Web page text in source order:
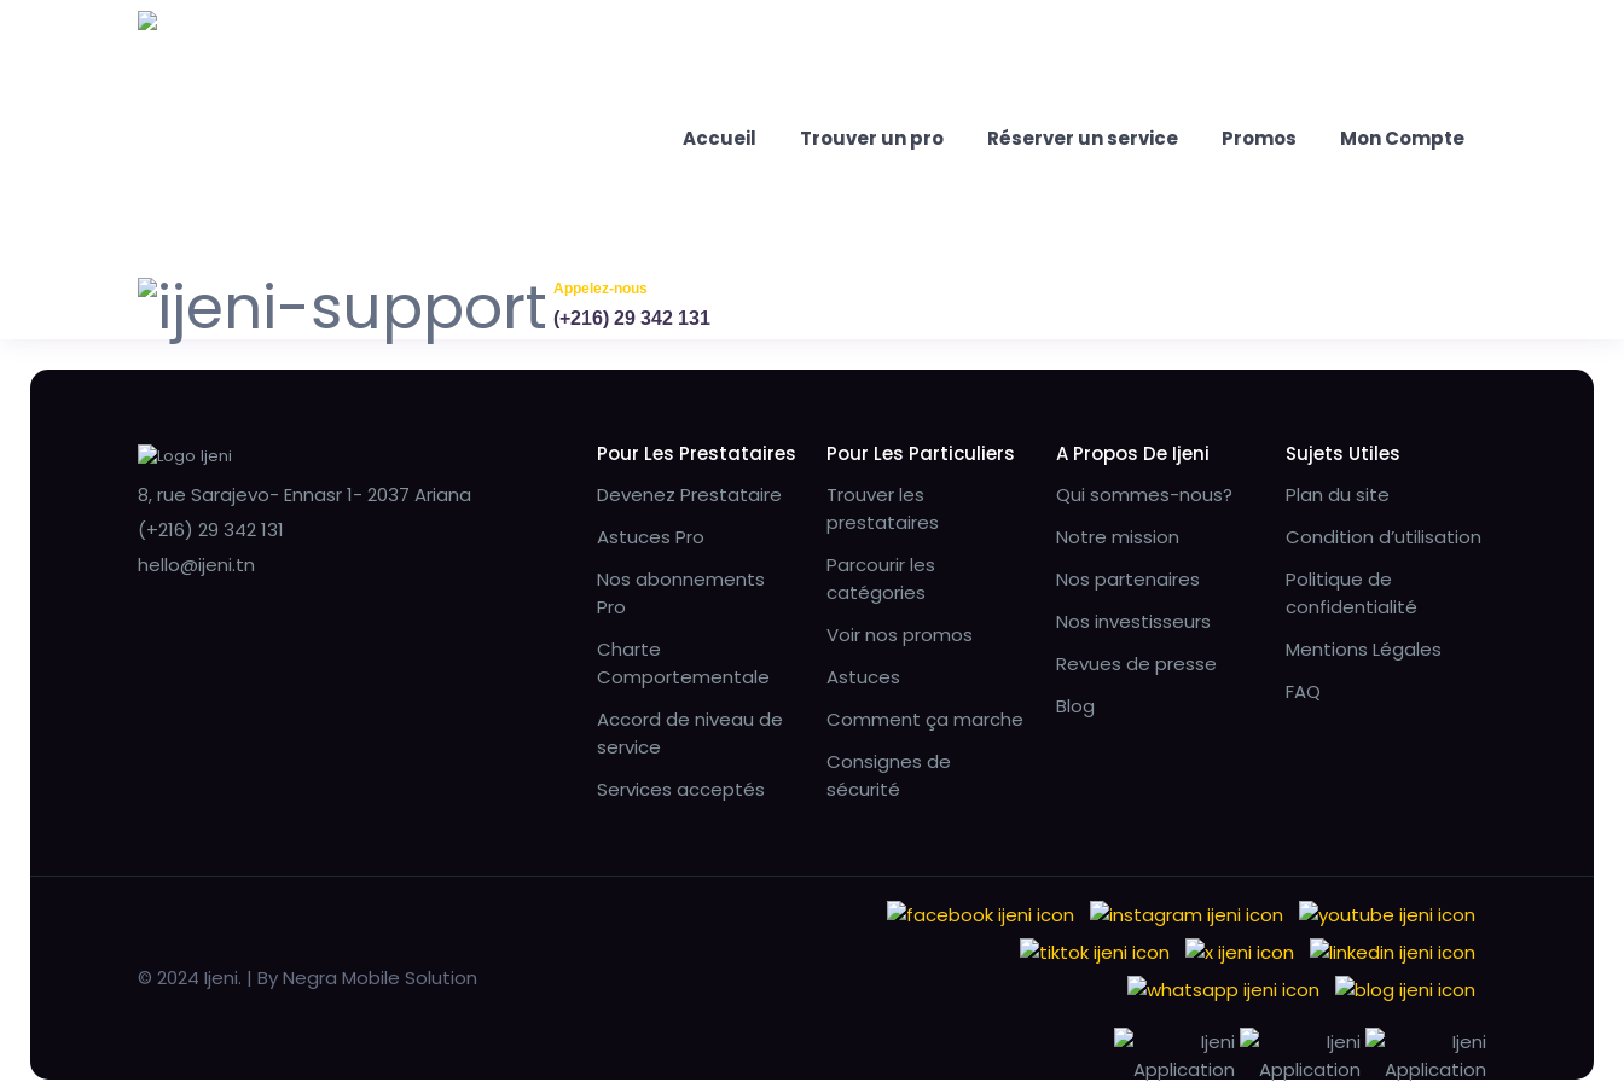
Accueil Trouver un pro Réserver un service Promos Mon Compte
Appelez-nous
(+216) 29 342 131
8, rue Sarajevo- Ennasr 1- 2037 Ariana
(+216) 29 342 131
hello@ijeni.tn
Pour Les Prestataires
Devenez Prestataire
Astuces Pro
Nos abonnements
Pro
Charte
Comportementale
Accord de niveau de
service
Services acceptés
Pour Les Particuliers
Trouver les
prestataires
Parcourir les
catégories
Voir nos promos
Astuces
Comment ça marche
Consignes de
sécurité
A Propos De Ijeni
Qui sommes-nous?
Notre mission
Nos partenaires
Nos investisseurs
Revues de presse
Blog
Sujets Utiles
Plan du site
Condition d’utilisation
Politique de
confidentialité
Mentions Légales
FAQ
© 2024 Ijeni. | By Negra Mobile Solution